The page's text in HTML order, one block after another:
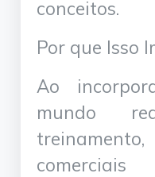
conceitos.
Por que Isso
Ao
mundo